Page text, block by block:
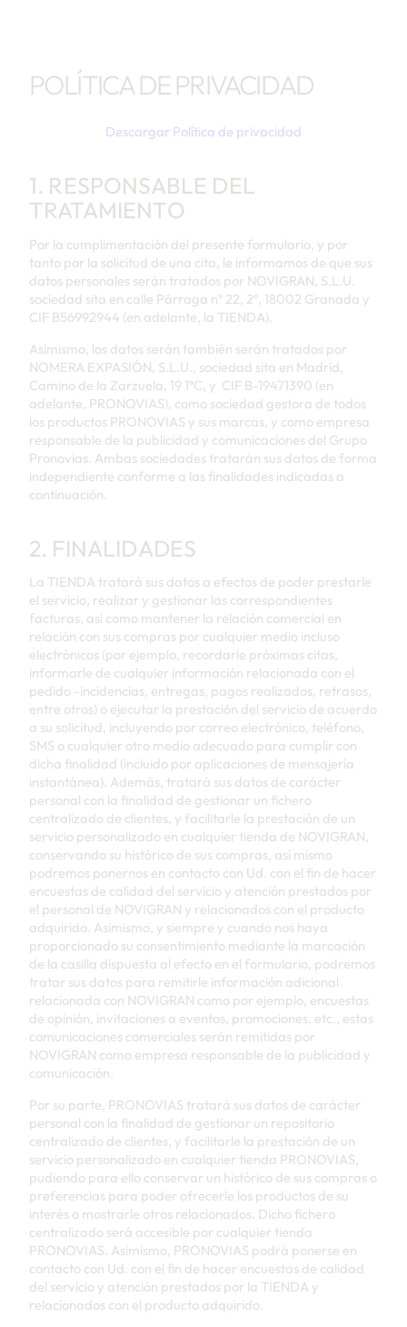
POLÍTICA DE PRIVACIDAD
Descargar Política de privacidad
1. RESPONSABLE DEL
TRATAMIENTO
Por la cumplimentación del presente formulario, y por
tanto por la solicitud de una cita, le informamos de que sus
datos personales serán tratados por NOVIGRAN, S.L.U.
sociedad sita en calle Párraga nº 22, 2º, 18002 Granada y
CIF B56992944 (en adelante, la TIENDA).
Asimismo, los datos serán también serán tratados por
NOMERA EXPASIÓN, S.L.U., sociedad sita en Madrid,
Camino de la Zarzuela, 19 1ºC, y CIF B-19471390 (en
adelante, PRONOVIAS), como sociedad gestora de todos
los productos PRONOVIAS y sus marcas, y como empresa
responsable de la publicidad y comunicaciones del Grupo
Pronovias. Ambas sociedades tratarán sus datos de forma
independiente conforme a las finalidades indicadas a
continuación.
2. FINALIDADES
La TIENDA tratará sus datos a efectos de poder prestarle
el servicio, realizar y gestionar las correspondientes
facturas, así como mantener la relación comercial en
relación con sus compras por cualquier medio incluso
electrónicos (por ejemplo, recordarle próximas citas,
informarle de cualquier información relacionada con el
pedido -incidencias, entregas, pagos realizados, retrasos,
entre otros) o ejecutar la prestación del servicio de acuerdo
a su solicitud, incluyendo por correo electrónico, teléfono,
SMS o cualquier otro medio adecuado para cumplir con
dicha finalidad (incluido por aplicaciones de mensajería
instantánea). Además, tratará sus datos de carácter
personal con la finalidad de gestionar un fichero
centralizado de clientes, y facilitarle la prestación de un
servicio personalizado en cualquier tienda de NOVIGRAN,
conservando su histórico de sus compras, así mismo
podremos ponernos en contacto con Ud. con el fin de hacer
encuestas de calidad del servicio y atención prestados por
el personal de NOVIGRAN y relacionados con el producto
adquirido. Asimismo, y siempre y cuando nos haya
proporcionado su consentimiento mediante la marcación
de la casilla dispuesta al efecto en el formulario, podremos
tratar sus datos para remitirle información adicional
relacionada con NOVIGRAN como por ejemplo, encuestas
de opinión, invitaciones a eventos, promociones, etc., estas
comunicaciones comerciales serán remitidas por
NOVIGRAN como empresa responsable de la publicidad y
comunicación.
Por su parte, PRONOVIAS tratará sus datos de carácter
personal con la finalidad de gestionar un repositorio
centralizado de clientes, y facilitarle la prestación de un
servicio personalizado en cualquier tienda PRONOVIAS,
pudiendo para ello conservar un histórico de sus compras o
preferencias para poder ofrecerle los productos de su
interés o mostrarle otros relacionados. Dicho fichero
centralizado será accesible por cualquier tienda
PRONOVIAS. Asimismo, PRONOVIAS podrá ponerse en
contacto con Ud. con el fin de hacer encuestas de calidad
del servicio y atención prestados por la TIENDA y
relacionados con el producto adquirido.